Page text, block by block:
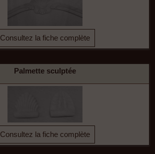
Consultez la fiche complète
Palmette sculptée
Consultez la fiche complète